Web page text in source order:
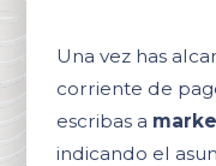
Una vez has
corriente de
escribas a
indicando el